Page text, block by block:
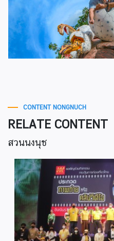
CONTENT NONGNUCH
RELATE CONTENT
สวนนงนุช